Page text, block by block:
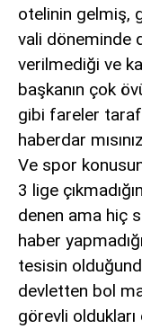
otelinin gelmiş,
vali döneminde
verilmediği ve
başkanın çok
gibi fareler
haberdar
Ve spor
3 lige
denen ama hiç
haber
tesisin
devletten bol
görevli